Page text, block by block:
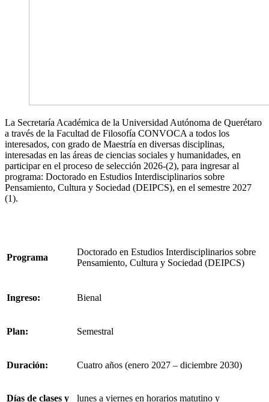
La Secretaría Académica de la Universidad Autónoma de Querétaro
a través de la Facultad de Filosofía CONVOCA a todos los
interesados, con grado de Maestría en diversas disciplinas,
interesadas en las áreas de ciencias sociales y humanidades, en
participar en el proceso de selección 2026-(2), para ingresar al
programa: Doctorado en Estudios Interdisciplinarios sobre
Pensamiento, Cultura y Sociedad (DEIPCS), en el semestre 2027
(1).
Programa
Doctorado en Estudios Interdisciplinarios sobre
Pensamiento, Cultura y Sociedad (DEIPCS)
Ingreso: Bienal
Plan: Semestral
Duración: Cuatro años (enero 2027 – diciembre 2030)
Días de clases y lunes a viernes en horarios matutino y